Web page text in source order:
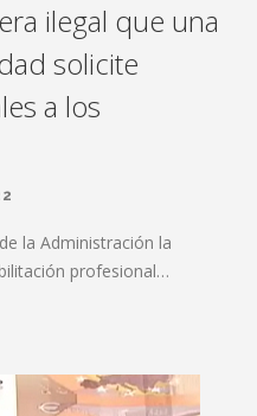
ilegal que una
solicite
a los
la Administración la
profesional…